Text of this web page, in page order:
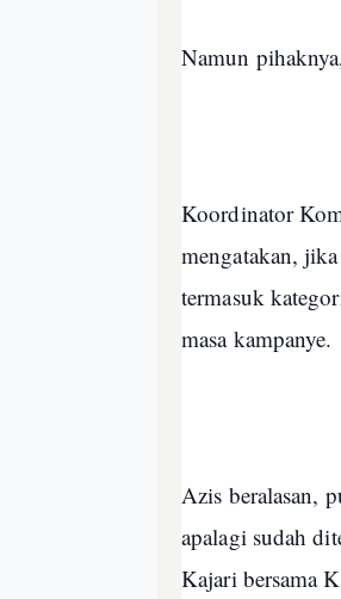
Namun
Koordinator
mengatakan,
termasuk
masa kampanye.
Azis beralasan,
apalagi sudah
Kajari bersama